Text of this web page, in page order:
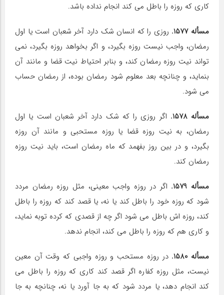
کارى که روزه را باطل مى‏ کند انجام نداده باشد.
مسأله 1577.
روزى را که انسان شک دارد آخر شعبان است یا اول
رمضان، واجب نیست روزه بگیرد، و اگر بخواهد روزه بگیرد، نمى
‏تواند نیت روزه رمضان کند، و بنابر احتیاط نیت قضا و مانند آن
بنماید، و چنان‏چه بعد معلوم شود رمضان بوده، از رمضان حساب
مى‏ شود.
مسأله 1578.
اگر روزى را که شک دارد آخر شعبان است یا اول
رمضان، به نیت روزه قضا یا روزه مستحبى و مانند آن روزه
بگیرد، و در بین روز بفهمد که ماه رمضان است، باید نیت روزه
رمضان کند.
مسأله 1579.
اگر در روزه واجب معینى، مثل روزه رمضان مردد
شود که روزه خود را باطل کند یا نه، یا قصد کند که روزه را باطل
کند، روزه‏ اش باطل مى‏ شود اگر چه از قصدى که کرده توبه نماید،
و کارى هم که روزه را باطل مى‏ کند، انجام ندهد.
مسأله 1580.
در روزه مستحب و روزه واجبى که وقت آن معین
نیست، مثل روزه کفاره اگر قصد کند کارى که روزه را باطل مى‏
کند انجام دهد، یا مردد شود که به جا آورد یا نه، چنان‏چه به جا